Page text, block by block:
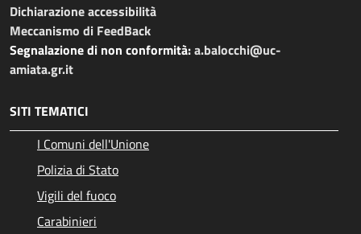
Dichiarazione accessibilità
Meccanismo di FeedBack
Segnalazione di non conformità:a.balocchi@uc-
amiata.gr.it
SITI TEMATICI
I Comuni dell'Unione
Polizia di Stato
Vigili del fuoco
Carabinieri